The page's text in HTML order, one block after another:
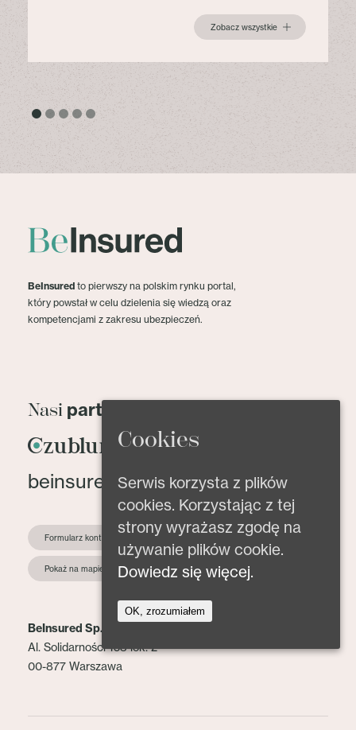
Zobacz wszystkie
BeInsured to pierwszy na polskim rynku portal,
który powstał w celu dzielenia się wiedzą oraz
kompetencjami z zakresu ubezpieczeń.
Nasi partnerzy
beinsured@beinsured.pl
Formularz kontaktowy
Pokaż na mapie
BeInsured Sp. z o.o.
Al. Solidarności 153 lok. 2
00-877 Warszawa
Cookies
Serwis korzysta z plików
cookies. Korzystając z tej
strony wyrażasz zgodę na
używanie plików cookie.
Dowiedz się więcej.
OK, zrozumiałem